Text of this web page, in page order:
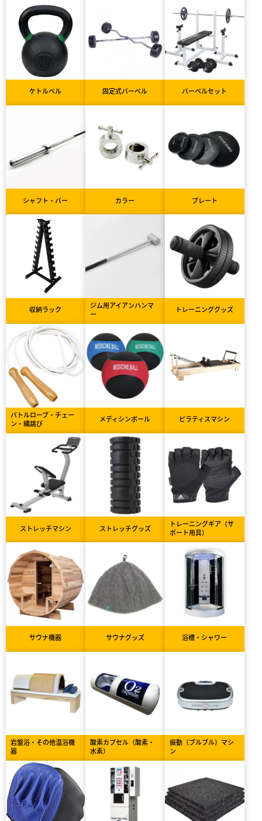
ケトルベル 固定式バーベル バーベルセット
シャフト・バー カラー プレート
収納ラック
ジム用アイアンハンマ
ー
トレーニンググッズ
バトルロープ・チェー
ン・縄跳び
メディシンボール ピラティスマシン
ストレッチマシン ストレッチグッズ
トレーニングギア（サ
ポート用具）
サウナ機器 サウナグッズ 浴槽・シャワー
岩盤浴・その他温浴機
器
酸素カプセル（酸素・
水素）
振動（ブルブル）マシ
ン